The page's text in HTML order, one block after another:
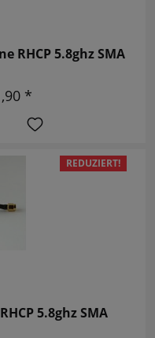
RHCP 5.8ghz SMA
*
REDUZIERT!
5.8ghz SMA